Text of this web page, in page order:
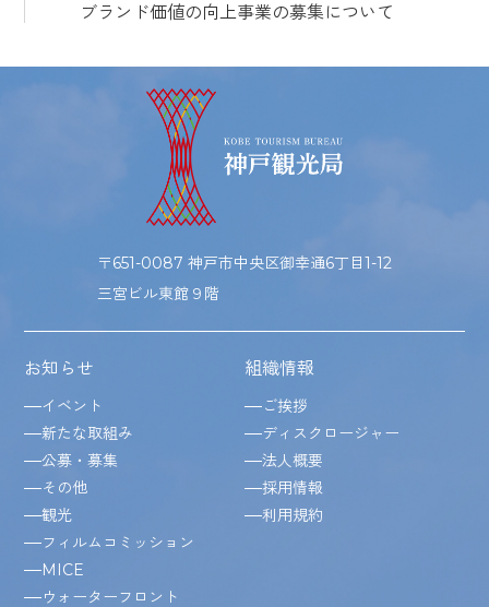
ブランド価値の向上事業の募集について
〒651-0087 神戸市中央区御幸通6丁目1-12
三宮ビル東館９階
お知らせ
イベント
新たな取組み
公募・募集
その他
観光
フィルムコミッション
MICE
ウォーターフロント
組織情報
ご挨拶
ディスクロージャー
法人概要
採用情報
利用規約